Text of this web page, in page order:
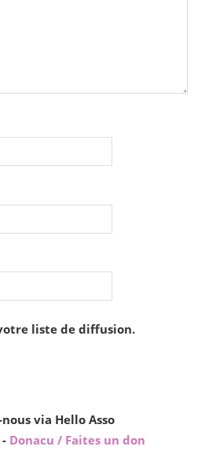
liste de diffusion.
via Hello Asso
- Donacu / Faites un don